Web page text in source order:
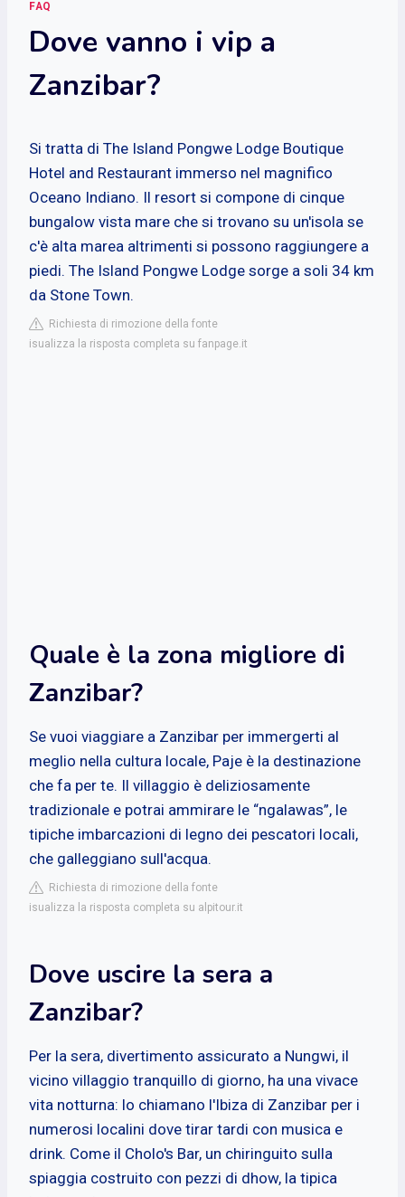
FAQ
Dove vanno i vip a
Zanzibar?
Si tratta di The Island Pongwe Lodge Boutique
Hotel and Restaurant immerso nel magnifico
Oceano Indiano. Il resort si compone di cinque
bungalow vista mare che si trovano su un'isola se
c'è alta marea altrimenti si possono raggiungere a
piedi. The Island Pongwe Lodge sorge a soli 34 km
da Stone Town.
Richiesta di rimozione della fonte
isualizza la risposta completa su fanpage.it
Quale è la zona migliore di
Zanzibar?
Se vuoi viaggiare a Zanzibar per immergerti al
meglio nella cultura locale, Paje è la destinazione
che fa per te. Il villaggio è deliziosamente
tradizionale e potrai ammirare le “ngalawas”, le
tipiche imbarcazioni di legno dei pescatori locali,
che galleggiano sull'acqua.
Richiesta di rimozione della fonte
isualizza la risposta completa su alpitour.it
Dove uscire la sera a
Zanzibar?
Per la sera, divertimento assicurato a Nungwi, il
vicino villaggio tranquillo di giorno, ha una vivace
vita notturna: lo chiamano l'Ibiza di Zanzibar per i
numerosi localini dove tirar tardi con musica e
drink. Come il Cholo's Bar, un chiringuito sulla
spiaggia costruito con pezzi di dhow, la tipica